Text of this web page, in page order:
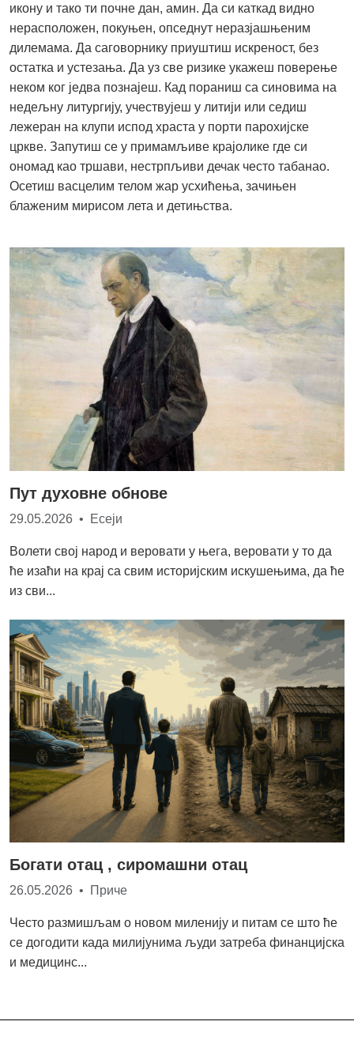
икону и тако ти почне дан, амин. Да си каткад видно
нерасположен, покуњен, опседнут неразјашњеним
дилемама. Да саговорнику приуштиш искреност, без
остатка и устезања. Да уз све ризике укажеш поверење
неком ког једва познајеш. Кад пораниш са синовима на
недељну литургију, учествујеш у литији или седиш
лежеран на клупи испод храста у порти парохијске
цркве. Запутиш се у примамљиве крајолике где си
ономад као тршави, нестрпљиви дечак често табанао.
Осетиш васцелим телом жар усхићења, зачињен
блаженим мирисом лета и детињства.
Пут духовне обнове
29.05.2026 • Есеји
Волети свој народ и веровати у њега, веровати у то да
ће изаћи на крај са свим историјским искушењима, да ће
из сви...
Богати отац , сиромашни отац
26.05.2026 • Приче
Често размишљам о новом миленију и питам се што ће
се догодити када милијунима људи затреба финанцијска
и медицинс...